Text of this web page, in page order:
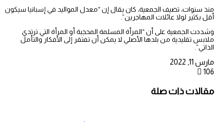
منذ سنوات، تضيف الجمعية، كان يقال إن “معدل المواليد في إسبانيا سيكون
أقل بكثير لولا عائلات المهاجرين”.
وشددت الجمعية على أن “المرأة المسلمة المحجبة أو المرأة التي ترتدي
ملابس تقليدية من بلدها الأصلي لا يمكن أن تفتقر إلى الأفكار والتأمل
الذاتي”.
مارس 11, 2022
106
مقالات ذات صلة